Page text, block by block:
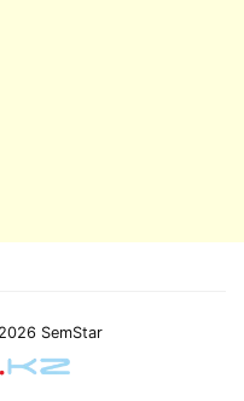
SemStar